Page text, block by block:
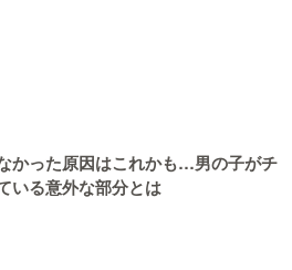
かった原因はこれかも…男の子がチ
いる意外な部分とは